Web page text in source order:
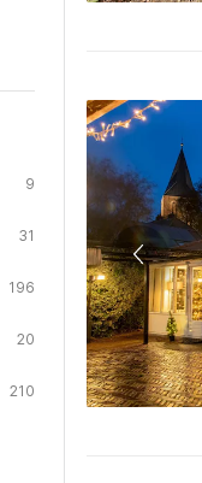
9
31
196
20
210